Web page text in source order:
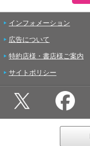
インフォメーション
広告について
特約店様・書店様ご案内
サイトポリシー